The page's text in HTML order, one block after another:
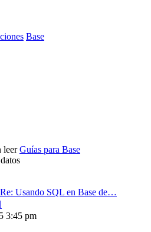
Base
Guías para Base
Re: Usando SQL en Base de…
último
mensaje
3:45 pm